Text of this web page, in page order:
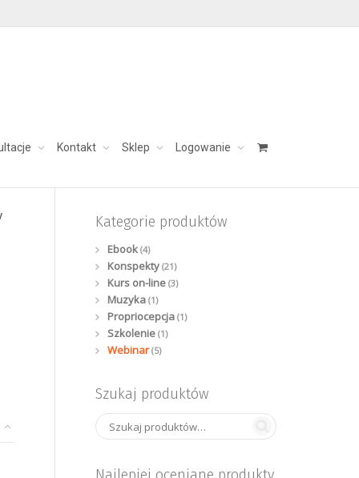
Kontakt Sklep Logowanie
skontaktuj się: aleksandra@charezinska.pl
Kategorie produktów
Ebook (4)
Konspekty (21)
Kurs on-line (3)
Muzyka (1)
Propriocepcja (1)
Szkolenie (1)
Webinar (5)
Szukaj produktów